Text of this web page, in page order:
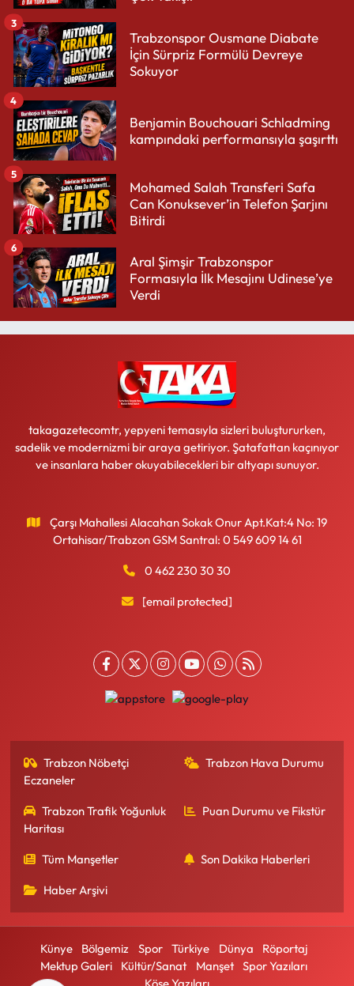
Trabzonspor Ousmane Diabate
İçin Sürpriz Formülü Devreye
Sokuyor
3
Benjamin Bouchouari Schladming
kampındaki performansıyla şaşırttı
4
Mohamed Salah Transferi Safa
Can Konuksever’in Telefon Şarjını
Bitirdi
5
Aral Şimşir Trabzonspor
Formasıyla İlk Mesajını Udinese’ye
Verdi
6
takagazetecomtr, yepyeni temasıyla sizleri buluştururken,
sadelik ve modernizmi bir araya getiriyor. Şatafattan kaçınıyor
ve insanlara haber okuyabilecekleri bir altyapı sunuyor.
Çarşı Mahallesi Alacahan Sokak Onur Apt.Kat:4 No: 19
Ortahisar/Trabzon GSM Santral: 0 549 609 14 61
0 462 230 30 30
[email protected]
Trabzon Nöbetçi
Eczaneler
Trabzon Hava Durumu
Trabzon Trafik Yoğunluk
Haritası
Puan Durumu ve Fikstür
Tüm Manşetler Son Dakika Haberleri
Haber Arşivi
Künye Bölgemiz Spor Türkiye Dünya
Röportaj
Mektup Galeri
Kültür/Sanat Manşet
Spor Yazıları